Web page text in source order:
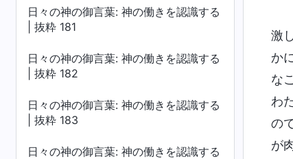
日々の神の御言葉: 神の働きを認識する
| 抜粋 181
日々の神の御言葉: 神の働きを認識する
| 抜粋 182
日々の神の御言葉: 神の働きを認識する
| 抜粋 183
日々の神の御言葉: 神の働きを認識する
激
か
な
わ
の
が